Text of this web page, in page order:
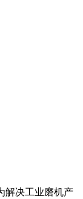
解决工业磨机产